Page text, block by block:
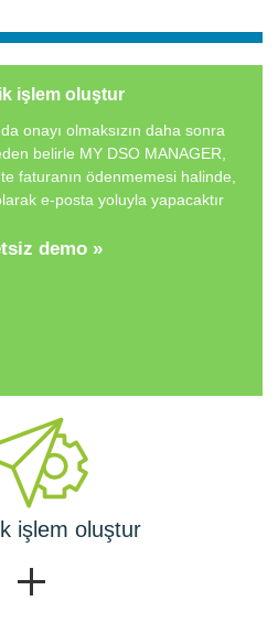
işlem oluştur
onayı olmaksızın daha sonra
belirle MY DSO MANAGER
faturanın ödenmemesi halinde,
e-posta yoluyla yapacaktır
demo »
işlem oluştur